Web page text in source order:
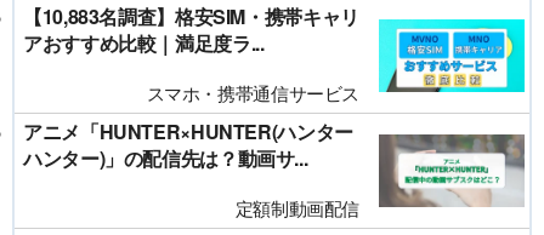
【10,883名調査】格安SIM・携帯キャリ
アおすすめ比較｜満足度ラ...
スマホ・携帯通信サービス
アニメ「HUNTER×HUNTER(ハンター
ハンター)」の配信先は？動画サ...
定額制動画配信